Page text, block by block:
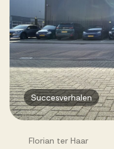
Succesverhalen
Florian ter Haar